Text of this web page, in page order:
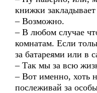
книжки
– Возможно.
– В любом случае
комнатам. Если
за батареями или в
– Так мы за всю
– Вот именно, хоть
послеживай за